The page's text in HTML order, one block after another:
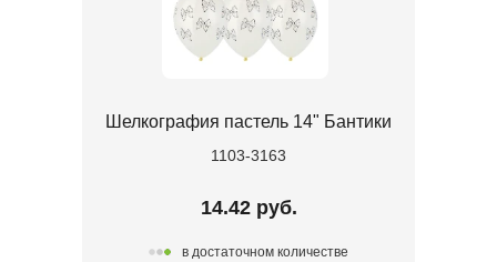
Шелкография пастель 14" Бантики
1103-3163
14.42 руб.
в достаточном количестве